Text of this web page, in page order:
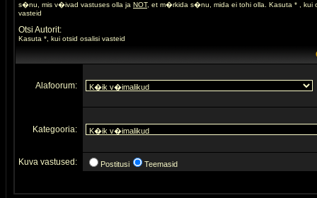
s�nu, mis v�ivad vastuses olla ja NOT, et m�rkida s�nu, mida ei tohi olla. Kasuta * , kui
vasteid
Otsi Autorit:
Kasuta *, kui otsid osalisi vasteid
Alafoorum:
Kategooria:
Kuva vastused: Postitusi Teemasid